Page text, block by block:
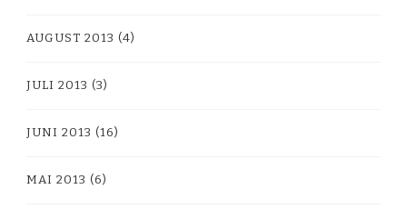
AUGUST 2013 (4)
JULI 2013 (3)
JUNI 2013 (16)
MAI 2013 (6)